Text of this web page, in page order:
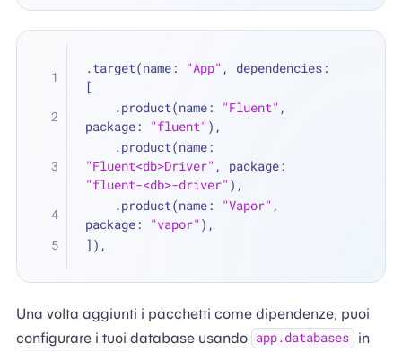
.target(name: "App" , dependencies:
[
    .product(name:
"Fluent" ,
package: "fluent" ),
"Fluent<db>Driver"
"fluent-<db>-driver" ),
    .product(name:
"Vapor" ,
package: "vapor" ),
]),
Una volta aggiunti i pacchetti come dipendenze, puoi
configurare i tuoi database usando app.databases in